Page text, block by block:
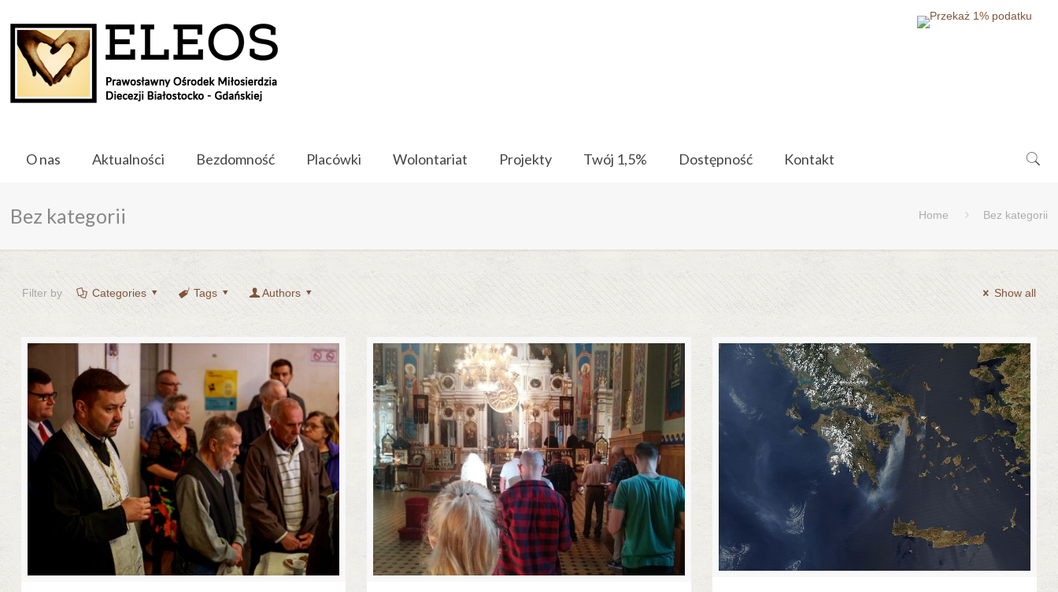
O nas Aktualności Bezdomność Placówki Wolontariat Projekty Twój 1,5% Dostępność Kontakt
Bez kategorii Home Bez kategorii
Filter by Categories Tags Authors Show all